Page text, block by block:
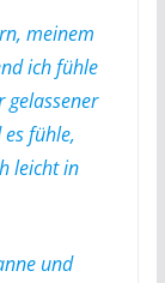
meinem
ich fühle
gelassener
fühle,
leicht in
und